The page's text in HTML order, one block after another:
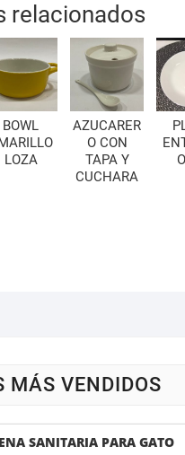
relacionados
BOWL
LOZA
AZUCARER
O CON
TAPA Y
CUCHARA
MÁS VENDIDOS
SANITARIA PARA GATO